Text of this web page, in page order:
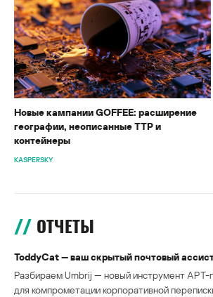
Новые кампании GOFFEE: расширение
географии, неописанные TTP и
контейнеры
KASPERSKY
ОТЧЕТЫ
ToddyCat — ваш скрытый почтовый
Разбираем Umbrij — новый инструмент APT-
для компрометации корпоративной